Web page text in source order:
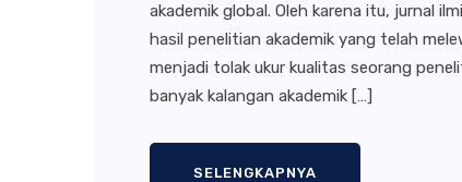
akademik global. Oleh karena itu, jurnal
hasil penelitian akademik yang telah
menjadi tolak ukur kualitas seorang
banyak kalangan akademik […]
SELENGKAPNYA